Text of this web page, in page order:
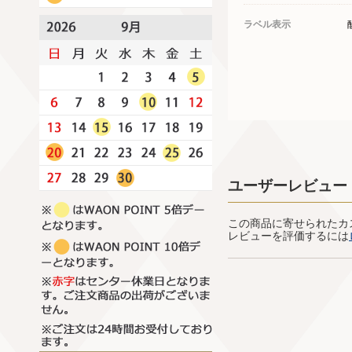
ラベル表示
ユーザーレビュー
この商品に寄せられた
レビューを評価するには